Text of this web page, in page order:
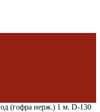
(гофра нерж.) 1 м. D-130